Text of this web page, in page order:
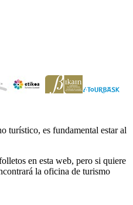
turístico, es fundamental estar al
en esta web, pero si quiere
la oficina de turismo